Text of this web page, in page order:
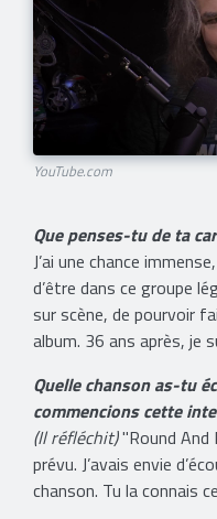
YouTube.com
Que penses-tu de ta
J’ai une chance
d’être dans ce groupe
sur scène, de pourvoir
album. 36 ans après, je
Quelle chanson as-tu
commencions cette
(Il réfléchit)"Round And
prévu. J’avais envie
chanson. Tu la connais